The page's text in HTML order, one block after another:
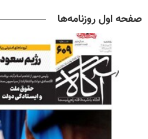
صفحه اول روزنامه‌ها